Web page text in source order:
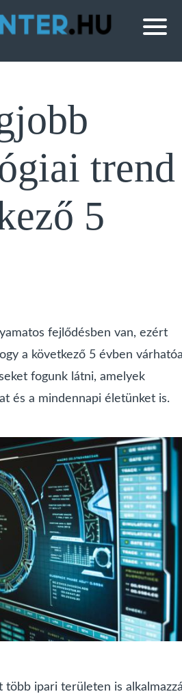
trend
5
fejlődésben van, ezért
a következő 5 évben
fogunk látni, amelyek
és a mindennapi életünket is.
több ipari területen is